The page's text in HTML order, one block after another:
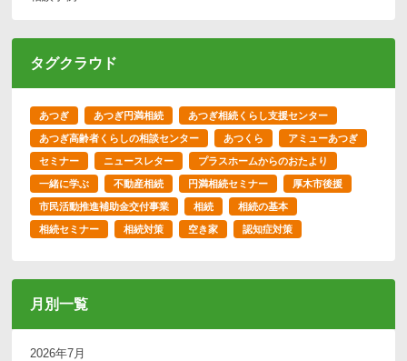
タグクラウド
あつぎ あつぎ円満相続 あつぎ相続くらし支援センター
あつぎ高齢者くらしの相談センター あつくら アミューあつぎ
セミナー ニュースレター プラスホームからのおたより
一緒に学ぶ 不動産相続 円満相続セミナー 厚木市後援
市民活動推進補助金交付事業 相続 相続の基本
相続セミナー 相続対策 空き家 認知症対策
月別一覧
2026年7月